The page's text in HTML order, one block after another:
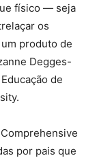
físico — seja
os
produto de
Degges-
de
por pais que